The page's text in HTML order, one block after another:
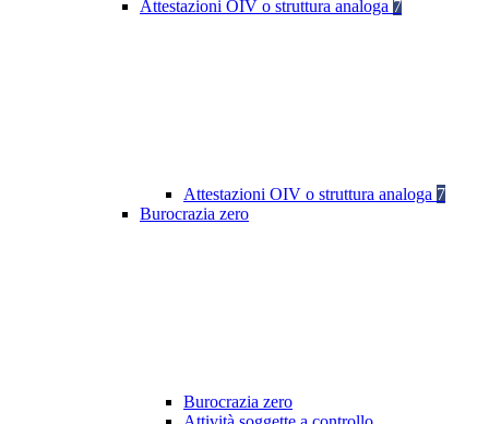
Attestazioni OIV o struttura analoga 7
Attestazioni OIV o struttura analoga 7
Burocrazia zero
Burocrazia zero